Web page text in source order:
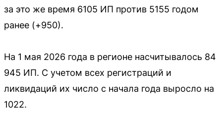
за это же время 6105 ИП против 5155 годом
ранее (+950).
На 1 мая 2026 года в регионе насчитывалось 84
945 ИП. С учетом всех регистраций и
ликвидаций их число с начала года выросло на
1022.